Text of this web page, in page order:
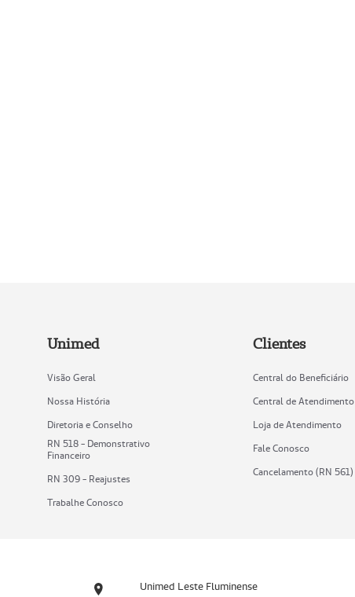
Unimed
Visão Geral
Nossa História
Diretoria e Conselho
RN 518 - Demonstrativo
Financeiro
RN 309 - Reajustes
Trabalhe Conosco
Clientes
Central do Beneficiário
Central de Atendimento
Loja de Atendimento
Fale Conosco
Cancelamento (RN 561)
Unimed Leste Fluminense